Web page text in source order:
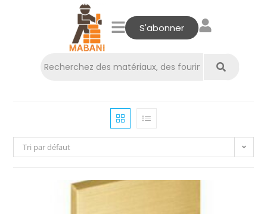
S'abonner
Tri par défaut